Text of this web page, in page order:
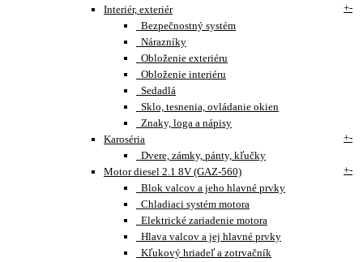
Interiér, exteriér
+-
Bezpečnostný systém
Nárazníky
Obloženie exteriéru
Obloženie interiéru
Sedadlá
Sklo, tesnenia, ovládanie okien
Znaky, loga a nápisy
Karoséria
+-
Dvere, zámky, pánty, kľučky
Motor diesel 2.1 8V (GAZ-560)
+-
Blok valcov a jeho hlavné prvky
Chladiaci systém motora
Elektrické zariadenie motora
Hlava valcov a jej hlavné prvky
Kľukový hriadeľ a zotrvačník